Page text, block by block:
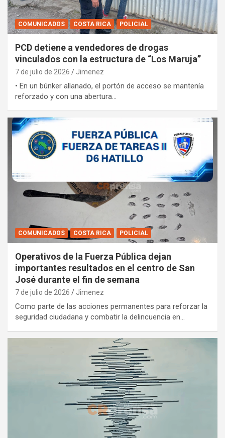
COMUNICADOS COSTA RICA POLICIAL
PCD detiene a vendedores de drogas
vinculados con la estructura de “Los Maruja”
7 de julio de 2026 Jimenez
• En un búnker allanado, el portón de acceso se mantenía
reforzado y con una abertura…
COMUNICADOS COSTA RICA POLICIAL
Operativos de la Fuerza Pública dejan
importantes resultados en el centro de San
José durante el fin de semana
7 de julio de 2026 Jimenez
Como parte de las acciones permanentes para reforzar la
seguridad ciudadana y combatir la delincuencia en…